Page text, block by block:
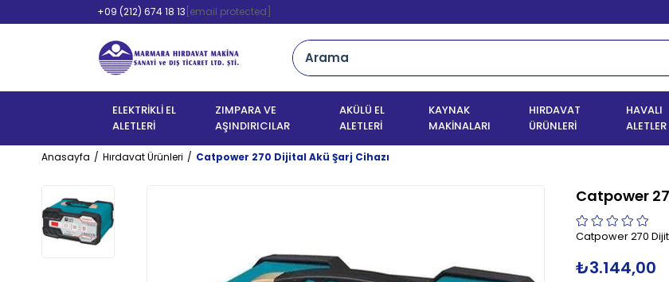
+09 (212) 674 18 13 [email protected]
ELEKTRİKLİ EL
ALETLERİ
ZIMPARA VE
AŞINDIRICILAR
AKÜLÜ EL
ALETLERİ
KAYNAK
MAKİNALARI
HIRDAVAT
ÜRÜNLERİ
HAVALI
ALETLER
Anasayfa Hırdavat Ürünleri Catpower 270 Dijital Akü Şarj Cihazı
Catpower
Catpower 270
₺3.144,00